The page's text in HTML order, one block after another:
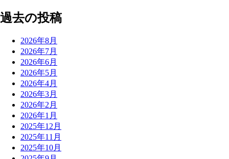
過去の投稿
2026年8月
2026年7月
2026年6月
2026年5月
2026年4月
2026年3月
2026年2月
2026年1月
2025年12月
2025年11月
2025年10月